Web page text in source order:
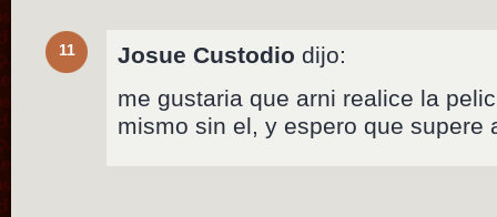
11 Josue Custodio dijo:
me gustaria que arni realice la
mismo sin el, y espero que supere